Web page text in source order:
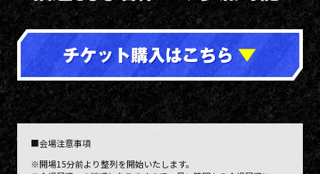
■会場注意事項
※開場15分前より整列を開始いたします。